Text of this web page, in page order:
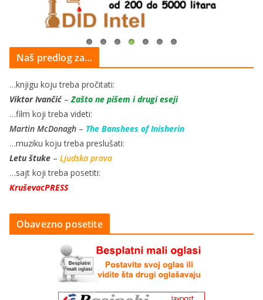
Naš predlog za…
…knjigu koju treba pročitati:
Viktor Ivančić– Zašto ne pišem i drugi eseji
…film koji treba videti:
Martin McDonagh – The Banshees of Inisherin
…muziku koju treba preslušati:
Letu štuke – Ljudska prava
…sajt koji treba posetiti:
KruševacPRESS
Obavezno posetite